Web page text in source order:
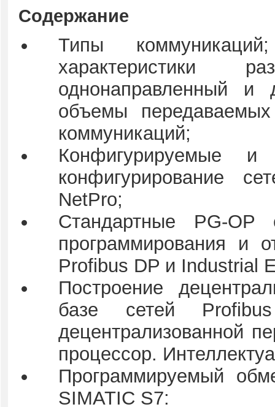
Содержание
Типы
характеристики
однонаправленный и
объемы
коммуникаций;
Конфигурируемые и
конфигурирование
NetPro;
Стандартные PG-OP
программирования и
Profibus DP и Industrial
Построение
базе сетей
децентрализованной
процессор.
Программируемый
SIMATIC S7: